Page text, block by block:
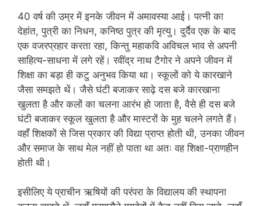
40 वर्ष की उम्र में इनके जीवन में अमावस्या आई। पत्नी का
देहांत, पुत्री का निधन, कनिष्ठ पुत्र की मृत्यु। दुर्दैव एक के बाद
एक वजरप्रहार करता रहा, किन्तु महाकवि अविचल भाव से अपनी
साहित्य-साधना में लगे रहें। रवींद्र नाथ टैगोर ने अपने जीवन में
शिक्षा का बड़ा ही कटु अनुभव किया था। स्कूलों को ये कारखाने
जैसा समझते थें। जैसे घंटी बजाकर साढ़े दस बजे कारखाना
खुलता है और कलों का चलना आरंभ हो जाता है, वैसे ही दस बजे
घंटी बजाकर स्कूल खुलता है और मास्टरों के मुह चलने लगते हैं।
वहाँ शिक्षकों से जिस प्रकार की विद्या प्राप्त होती थी, उनका जीवन
और समाज के साथ मेल नहीं हो पाता था अतः वह शिक्षा-प्राणहीन
होती थी।
इसीलिए ये प्राचीन ऋषियों की परंपरा के विद्यालय की स्थापना